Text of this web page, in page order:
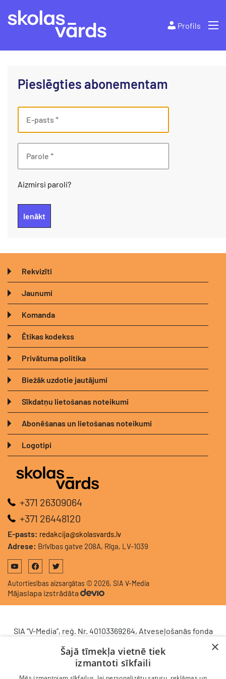
Profils
Pieslēgties abonementam
Aizmirsi paroli?
Ienākt
Rekvizīti
Jaunumi
Komanda
Ētikas kodekss
Privātuma politika
Biežāk uzdotie jautājumi
Sīkdatņu lietošanas noteikumi
Abonēšanas un lietošanas noteikumi
Logotipi
+371 26309064
+371 26448120
E-pasts: redakcija@skolasvards.lv
Adrese: Brīvības gatve 208A, Rīga, LV-1039
Autortiesības aizsargātas © 2026, SIA V-Media
Mājaslapa izstrādāta
SIA “V-Media”, reģ. Nr. 40103369264, Atveseļošanās fonda
komercdarbības procesu uzlabošanā - ieviesta klientu
attiecību pārvaldības sistēma (CRM). 2024. gada 16.
decembrī tika noslēgts līgums Nr. 9.2-17-L-2024/928 ar
×
Šajā tīmekļa vietnē tiek
izmantoti sīkfaili